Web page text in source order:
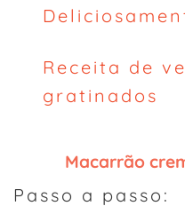
Receita de
gratinados
Macarrão
Passo a passo: